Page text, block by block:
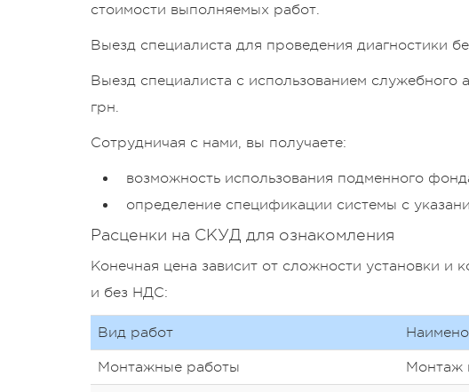
стоимости выполняемых работ.
Выезд специалиста для проведения диагностики
Выезд специалиста с использованием
грн.
Сотрудничая с нами, вы получаете:
возможность использования подменного
определение спецификации системы с
Расценки на СКУД для ознакомления
Конечная цена зависит от сложности установки и
и без НДС:
Вид работ
Монтажные работы Монтаж